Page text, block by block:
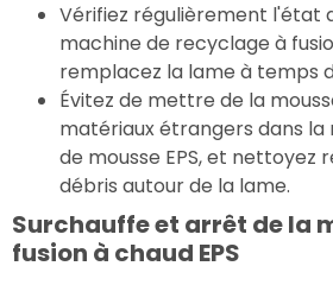
Vérifiez régulièrement l'état
machine de recyclage à
remplacez la lame à temps
Évitez de mettre de la
matériaux étrangers dans la
de mousse EPS, et nettoyez
débris autour de la lame.
Surchauffe et arrêt de la
fusion à chaud EPS